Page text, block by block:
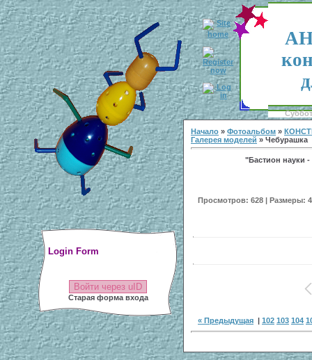
Login Form
Войти через uID
Старая форма входа
Начало » Фотоальбом »
Галерея моделей » Чебурашка
"Бастион науки -
Просмотров: 628 | Размеры:
« Предыдущая | 102 103 104